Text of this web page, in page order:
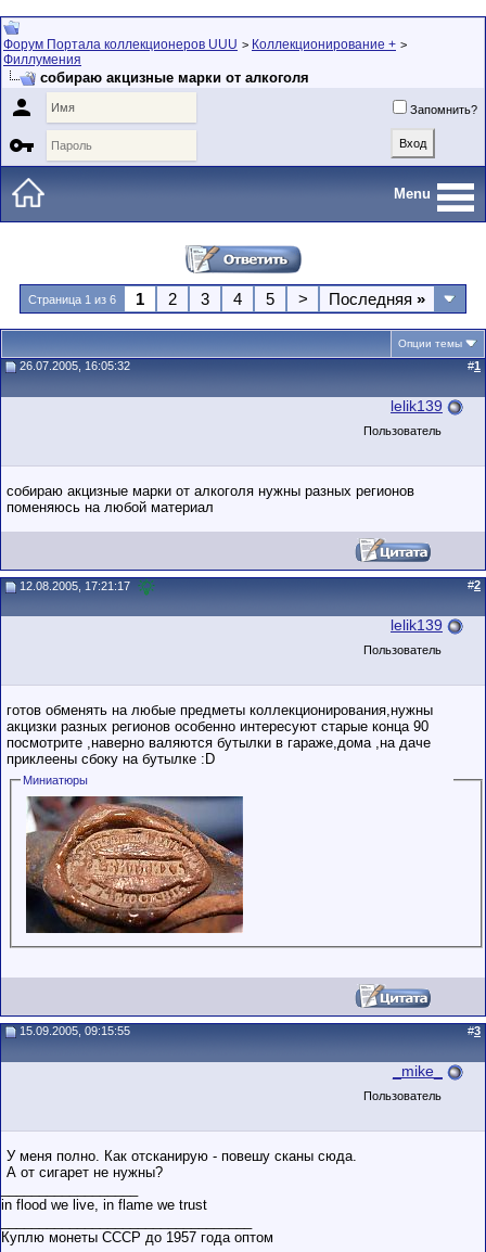
Форум Портала коллекционеров UUU > Коллекционирование + >
Филлумения
собираю акцизные марки от алкоголя
 Запомнить?

Menu
Страница 1 из 6 1 2 3 4 5 > Последняя »
Опции темы
26.07.2005, 16:05:32 #1
lelik139
Пользователь
собираю акцизные марки от алкоголя нужны разных регионов
поменяюсь на любой материал
12.08.2005, 17:21:17 #2
lelik139
Пользователь
готов обменять на любые предметы коллекционирования,нужны
акцизки разных регионов особенно интересуют старые конца 90
посмотрите ,наверно валяются бутылки в гараже,дома ,на даче
приклеены сбоку на бутылке :D
Миниатюры
15.09.2005, 09:15:55 #3
_mike_
Пользователь
У меня полно. Как отсканирую - повешу сканы сюда.
А от сигарет не нужны?
in flood we live, in flame we trust
Куплю монеты СССР до 1957 года оптом